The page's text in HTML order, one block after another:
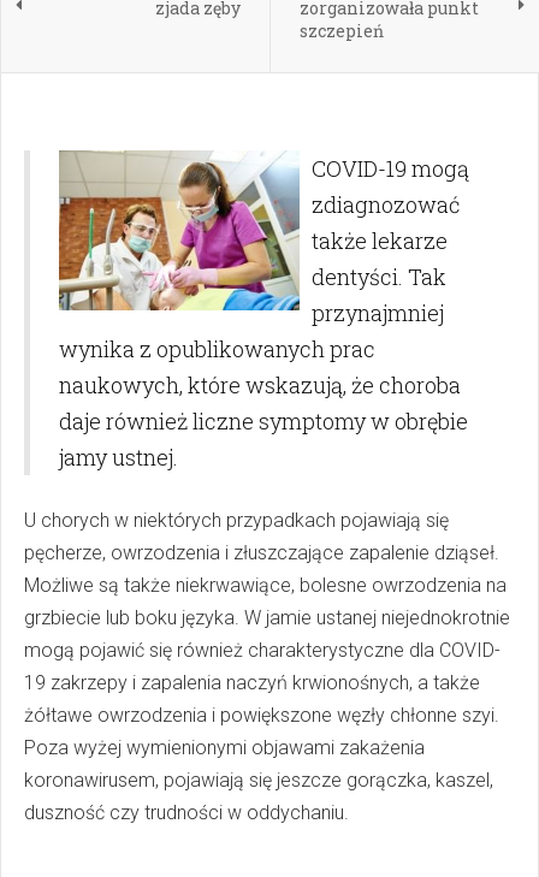
zjada zęby
zorganizowała punkt
szczepień
COVID-19 mogą
zdiagnozować
także lekarze
dentyści. Tak
przynajmniej
wynika z opublikowanych prac
naukowych, które wskazują, że choroba
daje również liczne symptomy w obrębie
jamy ustnej.
U chorych w niektórych przypadkach pojawiają się
pęcherze, owrzodzenia i złuszczające zapalenie dziąseł.
Możliwe są także niekrwawiące, bolesne owrzodzenia na
grzbiecie lub boku języka. W jamie ustanej niejednokrotnie
mogą pojawić się również charakterystyczne dla COVID-
19 zakrzepy i zapalenia naczyń krwionośnych, a także
żółtawe owrzodzenia i powiększone węzły chłonne szyi.
Poza wyżej wymienionymi objawami zakażenia
koronawirusem, pojawiają się jeszcze gorączka, kaszel,
duszność czy trudności w oddychaniu.